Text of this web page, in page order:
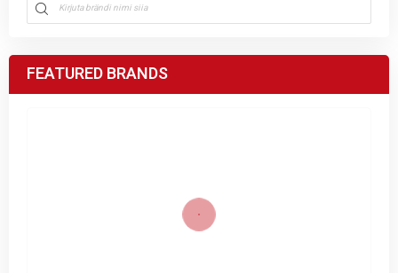
FEATURED BRANDS